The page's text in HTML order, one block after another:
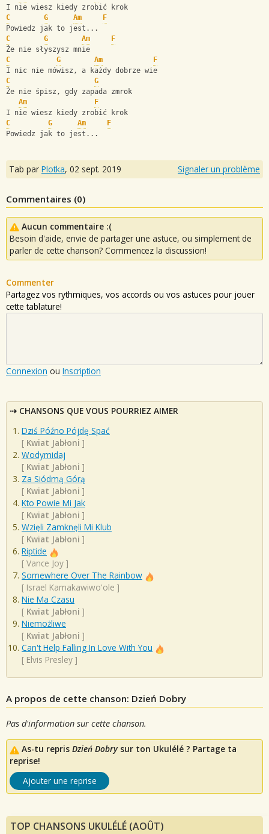
I nie wiesz kiedy zrobić krok
C
G Am
F
Powiedz jak to jest...
C
G Am
F
Że nie słyszysz mnie
C
G Am
F
I nic nie mówisz, a każdy dobrze wie
C
G
Że nie śpisz, gdy zapada zmrok
Am
F
I nie wiesz kiedy zrobić krok
C
G Am
F
Powiedz jak to jest...
Tab par Plotka, 02 sept. 2019 Signaler un problème
Commentaires (0)
Aucun commentaire :(
Besoin d'aide, envie de partager une astuce, ou simplement de
parler de cette chanson? Commencez la discussion!
Commenter
Partagez vos rythmiques, vos accords ou vos astuces pour jouer
cette tablature!
Connexion ou Inscription
CHANSONS QUE VOUS POURRIEZ AIMER
Dziś Późno Pójdę Spać
[ Kwiat Jabłoni ]
Wodymidaj
[ Kwiat Jabłoni ]
Za Siódmą Górą
[ Kwiat Jabłoni ]
Kto Powie Mi Jak
[ Kwiat Jabłoni ]
Wzięli Zamknęli Mi Klub
[ Kwiat Jabłoni ]
Riptide
[ Vance Joy ]
Somewhere Over The Rainbow
[ Israel Kamakawiwo'ole ]
Nie Ma Czasu
[ Kwiat Jabłoni ]
Niemożliwe
[ Kwiat Jabłoni ]
Can't Help Falling In Love With You
[ Elvis Presley ]
A propos de cette chanson: Dzień Dobry
Pas d'information sur cette chanson.
As-tu repris Dzień Dobrysur ton Ukulélé ? Partage ta
reprise!
Ajouter une reprise
TOP CHANSONS UKULÉLÉ (AOÛT)